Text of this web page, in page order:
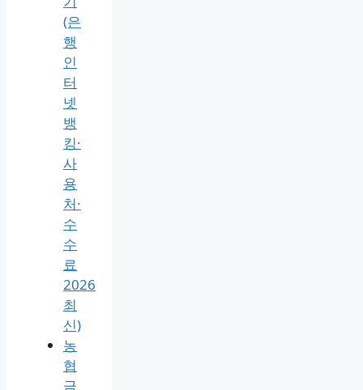
(은
행
인
터
넷
뱅
킹·
사
용
처·
수
수
료
2026
최
신)
농
협
금